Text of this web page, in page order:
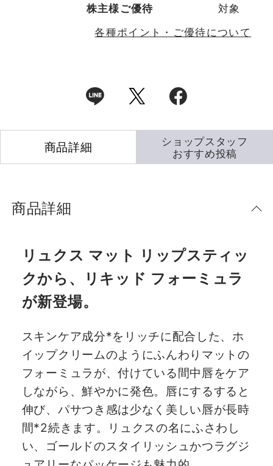
株主様ご優待
対象
各種ポイント・ご優待について
商品詳細
商品詳細
リュクス マット リップスティッ
クから、リキッド フォーミュラ
が新登場。
スキンケア成分*をリッチに配合した、ホ
イップクリームのようにふんわりマットの
フォーミュラが、付けている間中唇をケア
しながら、鮮やかに発色。唇にするすると
伸び、パサつき感は少なく美しい唇が長時
間*2続きます。リュクスの名にふさわし
い、ゴールドのスタイリッシュかつラグジ
ショップスタッフ
おすすめ投稿